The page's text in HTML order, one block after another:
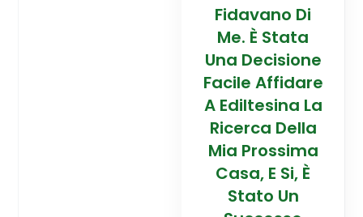
Fidavano Di
Me. È Stata
Una Decisione
Facile Affidare
A Ediltesina La
Ricerca Della
Mia Prossima
Casa, E Si, È
Stato Un